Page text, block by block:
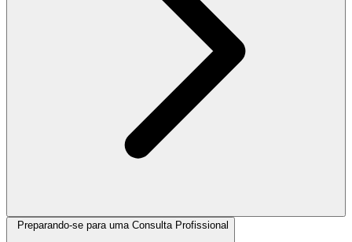
Preparando-se para uma Consulta Profissional